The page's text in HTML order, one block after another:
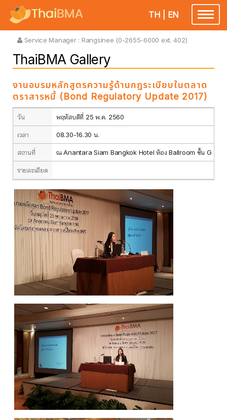
Toggle
TH EN
Service Manager : Rangsinee (0-2655-6000 ext. 402)
ThaiBMA Gallery
งานอบรมหลักสูตรความรู้ด้านกฎระเบียบในตลาด
ตราสารหนี้ (Bond Regulatory Update 2017)
วัน พฤหัสบดีที่ 25 พ.ค. 2560
เวลา 08.30-16.30 น.
สถานที่ ณ Anantara Siam Bangkok Hotel ห้อง Ballroom ชั้น G
รายละเอียด